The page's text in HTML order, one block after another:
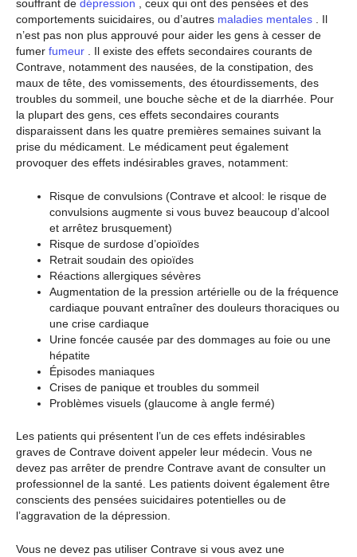
souffrant de dépression , ceux qui ont des pensées et des
comportements suicidaires, ou d’autres maladies mentales . Il
n’est pas non plus approuvé pour aider les gens à cesser de
fumer fumeur . Il existe des effets secondaires courants de
Contrave, notamment des nausées, de la constipation, des
maux de tête, des vomissements, des étourdissements, des
troubles du sommeil, une bouche sèche et de la diarrhée. Pour
la plupart des gens, ces effets secondaires courants
disparaissent dans les quatre premières semaines suivant la
prise du médicament. Le médicament peut également
provoquer des effets indésirables graves, notamment:
Risque de convulsions (Contrave et alcool: le risque de
convulsions augmente si vous buvez beaucoup d’alcool
et arrêtez brusquement)
Risque de surdose d’opioïdes
Retrait soudain des opioïdes
Réactions allergiques sévères
Augmentation de la pression artérielle ou de la fréquence
cardiaque pouvant entraîner des douleurs thoraciques ou
une crise cardiaque
Urine foncée causée par des dommages au foie ou une
hépatite
Épisodes maniaques
Crises de panique et troubles du sommeil
Problèmes visuels (glaucome à angle fermé)
Les patients qui présentent l’un de ces effets indésirables
graves de Contrave doivent appeler leur médecin. Vous ne
devez pas arrêter de prendre Contrave avant de consulter un
professionnel de la santé. Les patients doivent également être
conscients des pensées suicidaires potentielles ou de
l’aggravation de la dépression.
Vous ne devez pas utiliser Contrave si vous avez une